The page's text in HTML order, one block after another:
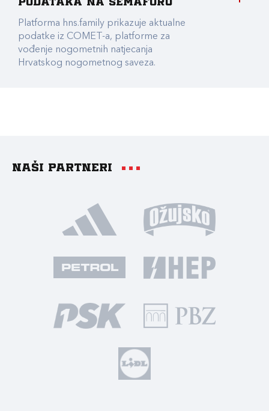
podataka na Semaforu
Platforma hns.family prikazuje aktualne
podatke iz COMET-a, platforme za
vođenje nogometnih natjecanja
Hrvatskog nogometnog saveza.
Naši partneri